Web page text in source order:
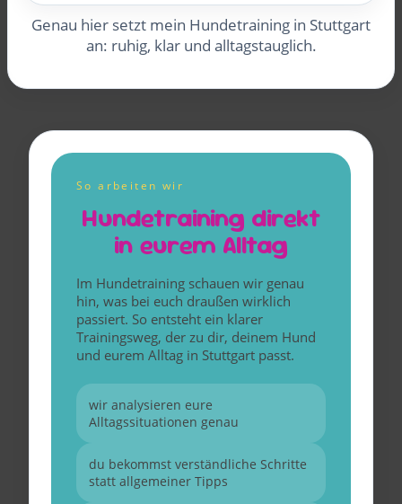
Genau hier setzt mein Hundetraining in Stuttgart
an: ruhig, klar und alltagstauglich.
So arbeiten wir
Hundetraining direkt
in eurem Alltag
Im Hundetraining schauen wir genau
hin, was bei euch draußen wirklich
passiert. So entsteht ein klarer
Trainingsweg, der zu dir, deinem Hund
und eurem Alltag in Stuttgart passt.
wir analysieren eure
Alltagssituationen genau
du bekommst verständliche Schritte
statt allgemeiner Tipps